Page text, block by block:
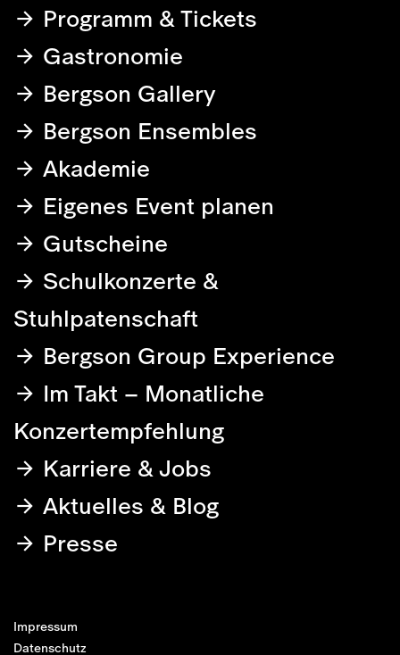
Programm & Tickets
Gastronomie
Bergson Gallery
Bergson Ensembles
Akademie
Eigenes Event planen
Gutscheine
Schulkonzerte &
Stuhlpatenschaft
Bergson Group Experience
Im Takt – Monatliche
Konzertempfehlung
Karriere & Jobs
Aktuelles & Blog
Presse
Impressum
Datenschutz